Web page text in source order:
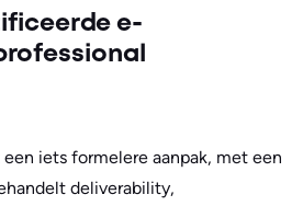
e-
iets formelere aanpak, met een
deliverability,